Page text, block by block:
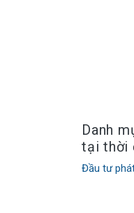
Danh
tại thời
Đầu tư